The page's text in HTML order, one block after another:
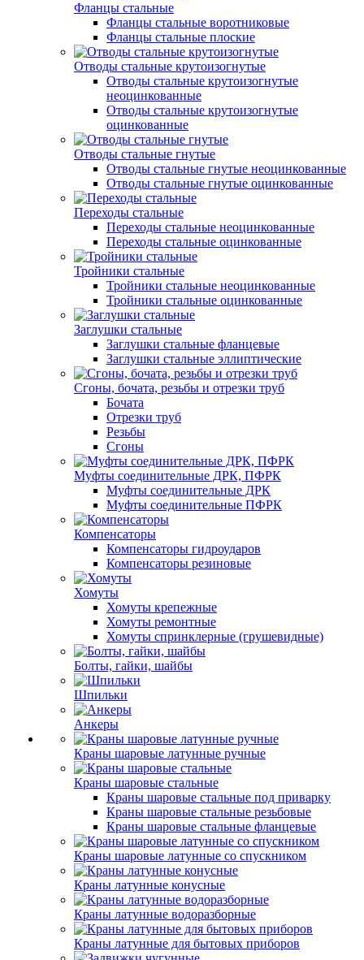
Фланцы стальные
Фланцы стальные воротниковые
Фланцы стальные плоские
Отводы стальные крутоизогнутые
Отводы стальные крутоизогнутые
неоцинкованные
Отводы стальные крутоизогнутые
оцинкованные
Отводы стальные гнутые
Отводы стальные гнутые неоцинкованные
Отводы стальные гнутые оцинкованные
Переходы стальные
Переходы стальные неоцинкованные
Переходы стальные оцинкованные
Тройники стальные
Тройники стальные неоцинкованные
Тройники стальные оцинкованные
Заглушки стальные
Заглушки стальные фланцевые
Заглушки стальные эллиптические
Сгоны, бочата, резьбы и отрезки труб
Бочата
Отрезки труб
Резьбы
Сгоны
Муфты соединительные ДРК, ПФРК
Муфты соединительные ДРК
Муфты соединительные ПФРК
Компенсаторы
Компенсаторы гидроударов
Компенсаторы резиновые
Хомуты
Хомуты крепежные
Хомуты ремонтные
Хомуты спринклерные (грушевидные)
Болты, гайки, шайбы
Шпильки
Анкеры
Краны шаровые латунные ручные
Краны шаровые стальные
Краны шаровые стальные под приварку
Краны шаровые стальные резьбовые
Краны шаровые стальные фланцевые
Краны шаровые латунные со спускником
Краны латунные конусные
Краны латунные водоразборные
Краны латунные для бытовых приборов